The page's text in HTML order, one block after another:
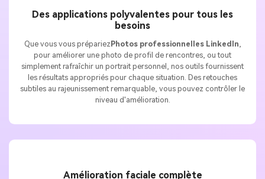
Des applications polyvalentes pour tous les
besoins
Que vous vous prépariez Photos professionnelles LinkedIn,
pour améliorer une photo de profil de rencontres, ou tout
simplement rafraîchir un portrait personnel, nos outils fournissent
les résultats appropriés pour chaque situation. Des retouches
subtiles au rajeunissement remarquable, vous pouvez contrôler le
niveau d'amélioration.
Amélioration faciale complète